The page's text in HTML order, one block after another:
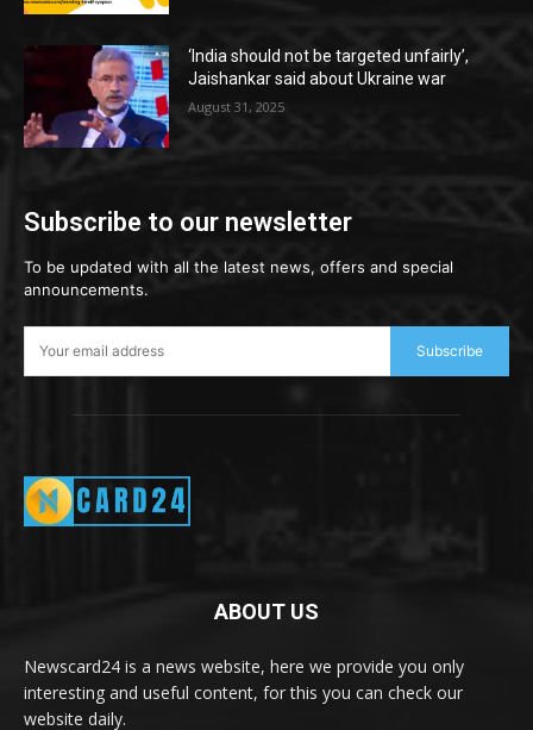
‘India should not be targeted unfairly’,
Jaishankar said about Ukraine war
August 31, 2025
Subscribe to our newsletter
To be updated with all the latest news, offers and special
announcements.
Subscribe
ABOUT US
Newscard24 is a news website, here we provide you only
interesting and useful content, for this you can check our
website daily.